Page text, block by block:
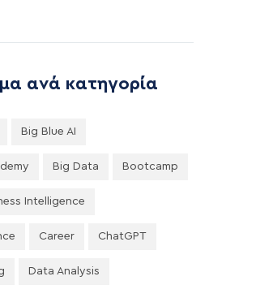
ανά κατηγορία
Big Blue AI
Big Data Bootcamp
Intelligence
Career ChatGPT
Data Analysis